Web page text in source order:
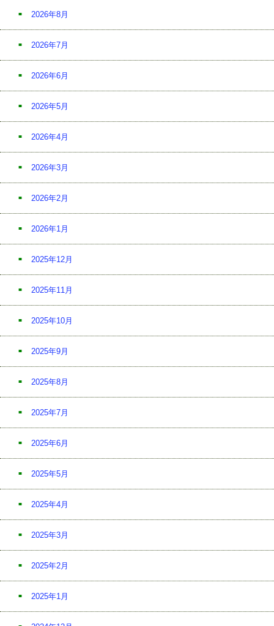
2026年8月
2026年7月
2026年6月
2026年5月
2026年4月
2026年3月
2026年2月
2026年1月
2025年12月
2025年11月
2025年10月
2025年9月
2025年8月
2025年7月
2025年6月
2025年5月
2025年4月
2025年3月
2025年2月
2025年1月